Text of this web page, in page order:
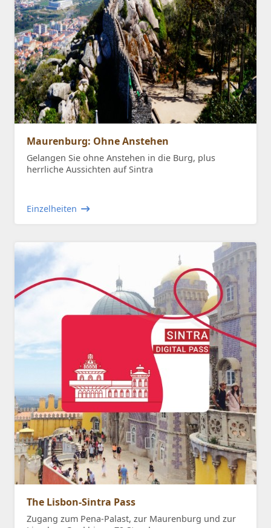
Maurenburg: Ohne Anstehen
Gelangen Sie ohne Anstehen in die Burg, plus
herrliche Aussichten auf Sintra
Einzelheiten
The Lisbon-Sintra Pass
Zugang zum Pena-Palast, zur Maurenburg und zur